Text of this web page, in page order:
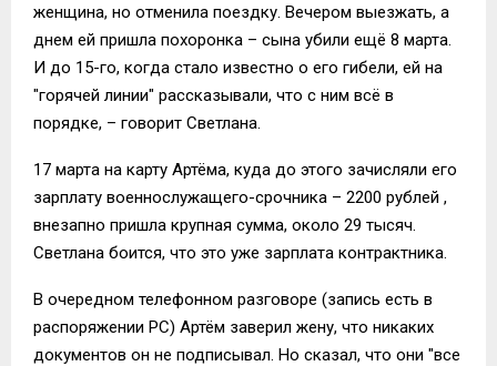
женщина, но отменила поездку. Вечером выезжать, а
днем ей пришла похоронка – сына убили ещё 8 марта.
И до 15-го, когда стало известно о его гибели, ей на
"горячей линии" рассказывали, что с ним всё в
порядке, – говорит Светлана.
17 марта на карту Артёма, куда до этого зачисляли его
зарплату военнослужащего-срочника – 2200 рублей ,
внезапно пришла крупная сумма, около 29 тысяч.
Светлана боится, что это уже зарплата контрактника.
В очередном телефонном разговоре (запись есть в
распоряжении РС) Артём заверил жену, что никаких
документов он не подписывал. Но сказал, что они "все